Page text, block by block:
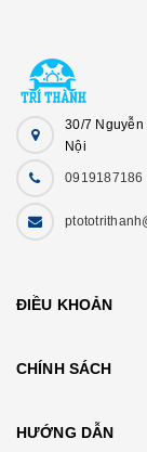
30/7 Nguyễn
Nội
0919187186
ĐIỀU KHOẢN
CHÍNH SÁCH
HƯỚNG DẪN